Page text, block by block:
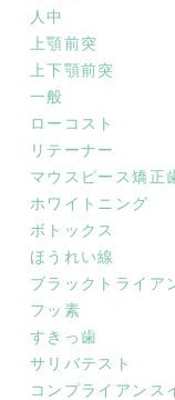
人中
上顎前突
上下顎前突
一般
ローコスト
リテーナー
マウスピース矯正
ホワイトニング
ボトックス
ほうれい線
ブラックトライア
フッ素
すきっ歯
サリバテスト
コンプライアンス